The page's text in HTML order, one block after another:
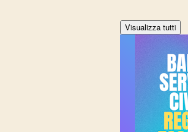
Visualizza tutti